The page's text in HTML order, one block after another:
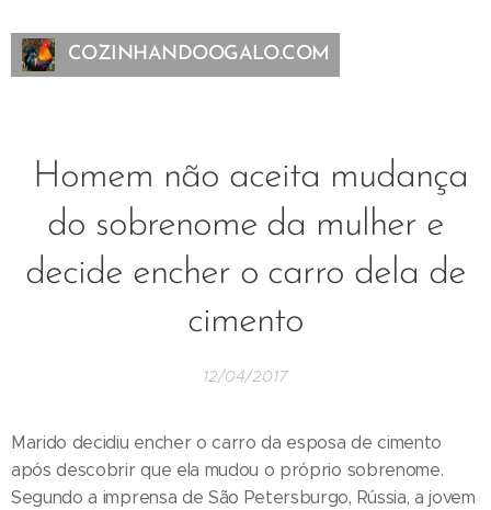
COZINHANDOOGALO.COM
Homem não aceita mudança
do sobrenome da mulher e
decide encher o carro dela de
cimento
12/04/2017
Marido decidiu encher o carro da esposa de cimento
após descobrir que ela mudou o próprio sobrenome.
Segundo a imprensa de São Petersburgo, Rússia, a jovem